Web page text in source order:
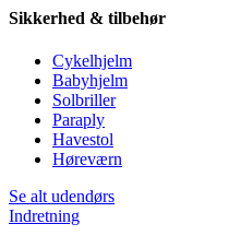
Sikkerhed & tilbehør
Cykelhjelm
Babyhjelm
Solbriller
Paraply
Havestol
Høreværn
Se alt udendørs
Indretning